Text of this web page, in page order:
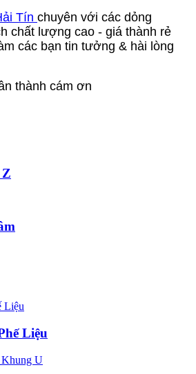
Tín chuyên với các dỏng
chất lượng cao - giá thành rẻ
các bạn tin tưởng & hài lòng
cám ơn
Liệu